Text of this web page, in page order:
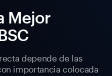
Mejor
depende de las
importancia colocada